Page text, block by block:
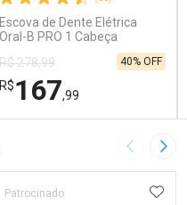
Escova de Dente Elétrica
Oral-B PRO 1 Cabeça
Redonda Recarregável 1
Unidade
R$ 278,99
R$167,99
40% OFF
Menos
Imagem
AOS FAVORITOS
Patrocinado